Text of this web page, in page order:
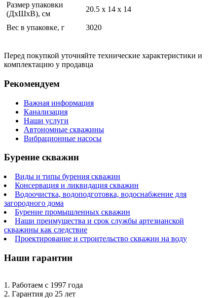
Размер упаковки
(ДхШхВ), см
20.5 x 14 x 14
Вес в упаковке, г 3020
Перед покупкой уточняйте технические характеристики и
комплектацию у продавца
Рекомендуем
Важная информация
Канализация
Наши услуги
Автономные скважины
Вибрационные насосы
Бурение скважин
Виды и типы бурения скважин
Консервация и ликвидация скважин
Водоочистка, водоподготовка, водоснабжение для
загородного дома
Бурение промышленных скважин
Наши преимущества и срок службы артезианской
скважины как следствие
Проектирование и строительство скважин на воду
Наши гарантии
1. Работаем с 1997 года
2. Гарантия до 25 лет